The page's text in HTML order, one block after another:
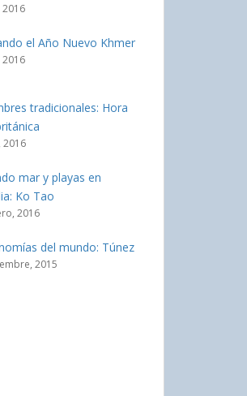
2016
el Año Nuevo Khmer
tradicionales: Hora
2016
mar y playas en
Ko Tao
2016
del mundo: Túnez
2015